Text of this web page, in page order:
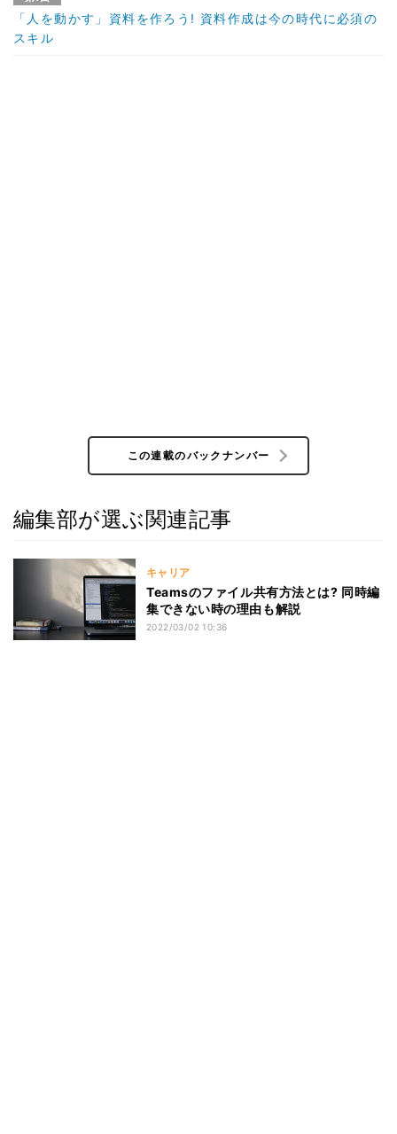
「人を動かす」資料を作ろう! 資料作成は今の時代に必須の
スキル
この連載のバックナンバー
編集部が選ぶ関連記事
キャリア
Teamsのファイル共有方法とは? 同時編
集できない時の理由も解説
2022/03/02 10:36